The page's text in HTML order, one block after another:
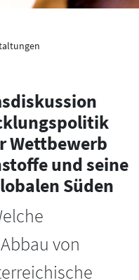
Wettbewerb
und seine
Süden
von